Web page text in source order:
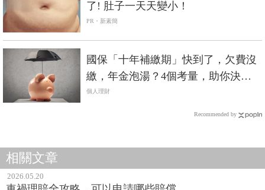
了! 肚子一天天變小！
PR・新素簡
國保「十年補繳期」快到了，欠費沒
繳，年金泡湯？4個考量，助你決定
要不要繳
個人理財
Recommended by
相關文章
2026.05.20